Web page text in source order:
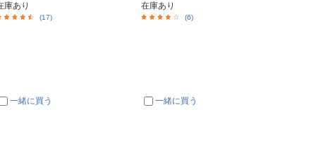
庫あり
(17)
一緒に買う
在庫あり
(6)
一緒に買う